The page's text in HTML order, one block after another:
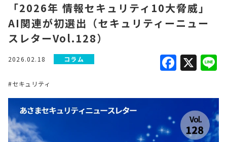
「2026年 情報セキュリティ10大脅威」
AI関連が初選出（セキュリティーニュー
スレターVol.128）
2026.02.18 コラム X
#セキュリティ